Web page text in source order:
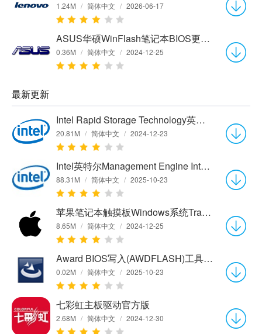
1.24M / 简体中文 / 2026-06-17
ASUS华硕WinFlash笔记本BIOS更新程序2.41.1 绿色版
0.36M / 简体中文 / 2024-12-25
最新更新
Intel Rapid Storage Technology英特尔快速存储技术17.2.0.1010 官方版
20.81M / 简体中文 / 2024-12-23
Intel英特尔Management Engine Interface(Intel ME)驱动8.1.2.1336 官方版
88.31M / 简体中文 / 2025-10-23
苹果笔记本触摸板Windows系统Trackpad++驱动2.3d 正式版
8.65M / 简体中文 / 2024-12-25
Award BIOS写入(AWDFLASH)工具8.16 正式版
0.02M / 简体中文 / 2025-10-23
七彩虹主板驱动官方版
2.68M / 简体中文 / 2024-12-30